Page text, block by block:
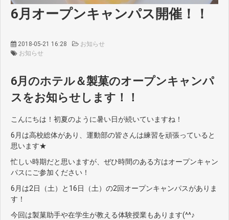
6月オープンキャンパス開催！！
2018-05-21 16:28
お知らせ
お知らせ
6月のホテル＆製菓のオープンキャンパ
スをお知らせします！！
こんにちは！初夏のように暑い日が続いていますね！
6月は高校総体があり、運動部の皆さんは練習を頑張っていると
思います★
忙しい時期だと思いますが、ぜひ時間のある方はオープンキャン
パスにご参加ください！
6月は2日（土）と16日（土）の2回オープンキャンパスがありま
す！
今回は製菓助手や在学生が教える体験授業もあります(^^♪